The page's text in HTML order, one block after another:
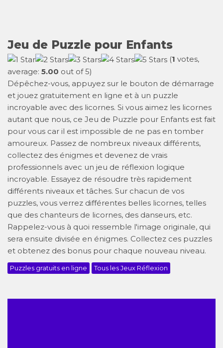
Jeu de Puzzle pour Enfants
(1 votes,
average: 5.00 out of 5)
Dépêchez-vous, appuyez sur le bouton de démarrage
et jouez gratuitement en ligne et à un puzzle
incroyable avec des licornes. Si vous aimez les licornes
autant que nous, ce Jeu de Puzzle pour Enfants est fait
pour vous car il est impossible de ne pas en tomber
amoureux. Passez de nombreux niveaux différents,
collectez des énigmes et devenez de vrais
professionnels avec un jeu de réflexion logique
incroyable. Essayez de résoudre très rapidement
différents niveaux et tâches. Sur chacun de vos
puzzles, vous verrez différentes belles licornes, telles
que des chanteurs de licornes, des danseurs, etc.
Rappelez-vous à quoi ressemble l'image originale, qui
sera ensuite divisée en énigmes. Collectez ces puzzles
et obtenez des bonus pour chaque nouveau niveau.
Puzzles gratuits en ligne Tous les Jeux Réflexion